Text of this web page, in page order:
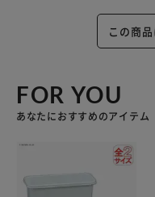
この商
FOR YOU
あなたにおすすめのアイテム